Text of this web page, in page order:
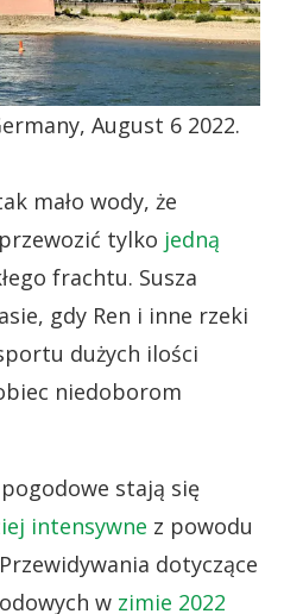
August 6 2022.
mało wody, że
tylko jedną
frachtu. Susza
gdy Ren i inne rzeki
dużych ilości
niedoborom
stają się
intensywne z powodu
dotyczące
w zimie 2022